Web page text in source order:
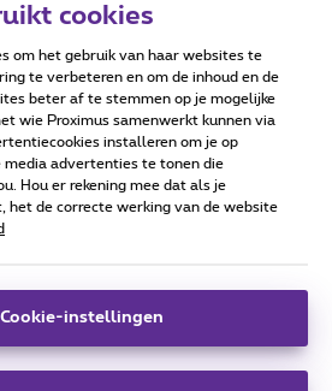
Accessibility statement
© Proximus
consumenteninfo
en wordt beheerd conform het
- B-1030 Brussel.
cookies
om het gebruik van haar websites te
te verbeteren en om de inhoud en de
beter af te stemmen op je mogelijke
wie Proximus samenwerkt kunnen via
installeren om je op
media advertenties te tonen die
Hou er rekening mee dat als je
het de correcte werking van de website
Cookie-instellingen